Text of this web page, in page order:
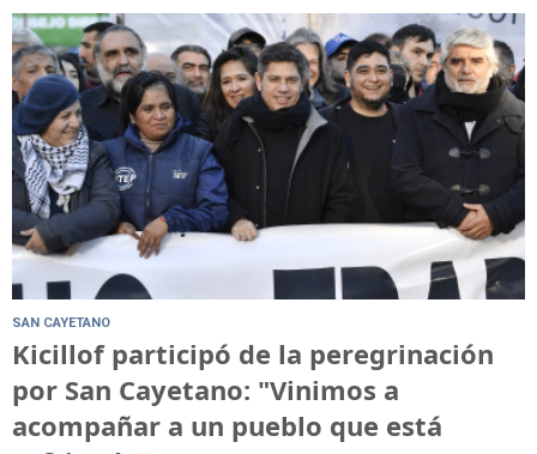
SAN CAYETANO
Kicillof participó de la peregrinación
por San Cayetano: "Vinimos a
acompañar a un pueblo que está